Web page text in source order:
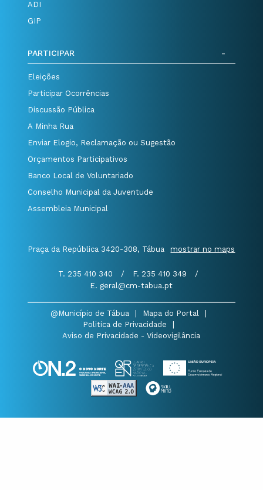
ADI
GIP
PARTICIPAR
Eleições
Participar Ocorrências
Discussão Pública
A Minha Rua
Enviar Elogio, Reclamação ou Sugestão
Orçamentos Participativos
Banco Local de Voluntariado
Conselho Municipal da Juventude
Assembleia Municipal
Praça da República 3420-308, Tábua mostrar no maps
T. 235 410 340 / F. 235 410 349
/
E. geral@cm-tabua.pt
@Município de Tábua Mapa do Portal
Politica de Privacidade
Aviso de Privacidade - Videovigilância